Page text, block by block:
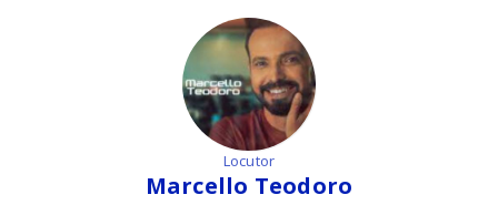
Locutor
Marcello Teodoro